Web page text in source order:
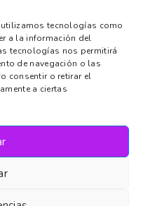
utilizamos tecnologías como
a la información del
tecnologías nos permitirá
de navegación o las
consentir o retirar el
a ciertas